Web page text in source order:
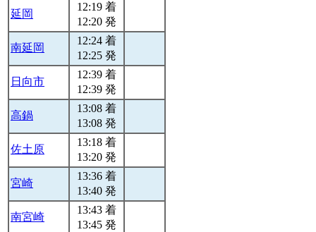
延岡
12:19 着
12:20 発
南延岡
12:24 着
12:25 発
日向市
12:39 着
12:39 発
高鍋
13:08 着
13:08 発
佐土原
13:18 着
13:20 発
宮崎
13:36 着
13:40 発
南宮崎
13:43 着
13:45 発